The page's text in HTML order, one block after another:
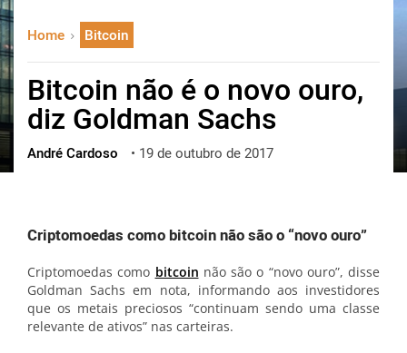
русский
العربية
ไทย
ქართული
Home Bitcoin
Bitcoin não é o novo ouro,
diz Goldman Sachs
André Cardoso • 19 de outubro de 2017
Criptomoedas como bitcoin não são o “novo ouro”
Criptomoedas como bitcoin não são o “novo ouro”, disse
Goldman Sachs em nota, informando aos investidores
que os metais preciosos “continuam sendo uma classe
relevante de ativos” nas carteiras.